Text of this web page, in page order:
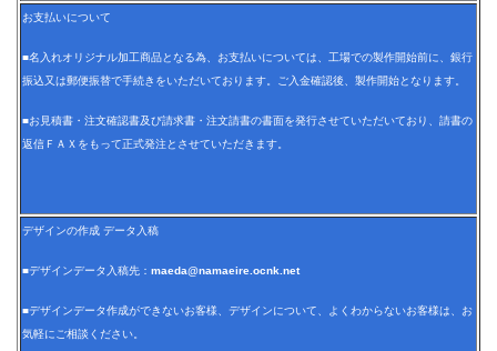
お支払いについて
■名入れオリジナル加工商品となる為、お支払いについては、工場での製作開始前に、銀行
振込又は郵便振替で手続きをいただいております。ご入金確認後、製作開始となります。
■お見積書・注文確認書及び請求書・注文請書の書面を発行させていただいており、請書の
返信ＦＡＸをもって正式発注とさせていただきます。
デザインの作成 データ入稿
■デザインデータ入稿先： maeda@namaeire.ocnk.net
■デザインデータ作成ができないお客様、デザインについて、よくわからないお客様は、お
気軽にご相談ください。